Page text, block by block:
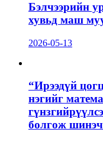
Бэлчээрийн
хувьд маш
2026-05-13
“Ирээдүй
нэгийг
болгож